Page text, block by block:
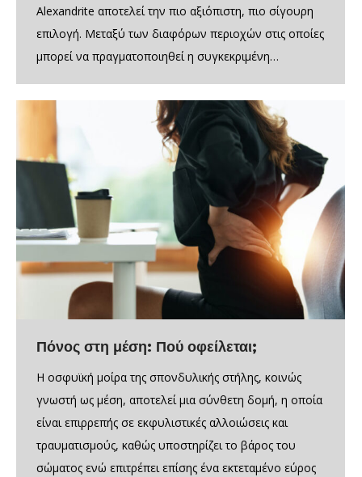
Alexandrite αποτελεί την πιο αξιόπιστη, πιο σίγουρη
επιλογή. Μεταξύ των διαφόρων περιοχών στις οποίες
μπορεί να πραγματοποιηθεί η συγκεκριμένη…
Πόνος στη μέση: Πού οφείλεται;
Η οσφυϊκή μοίρα της σπονδυλικής στήλης, κοινώς
γνωστή ως μέση, αποτελεί μια σύνθετη δομή, η οποία
είναι επιρρεπής σε εκφυλιστικές αλλοιώσεις και
τραυματισμούς, καθώς υποστηρίζει το βάρος του
σώματος ενώ επιτρέπει επίσης ένα εκτεταμένο εύρος